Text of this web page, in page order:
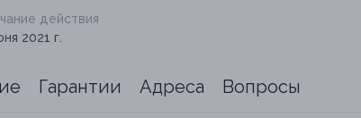
действия
2021 г.
Гарантии Адреса Вопросы